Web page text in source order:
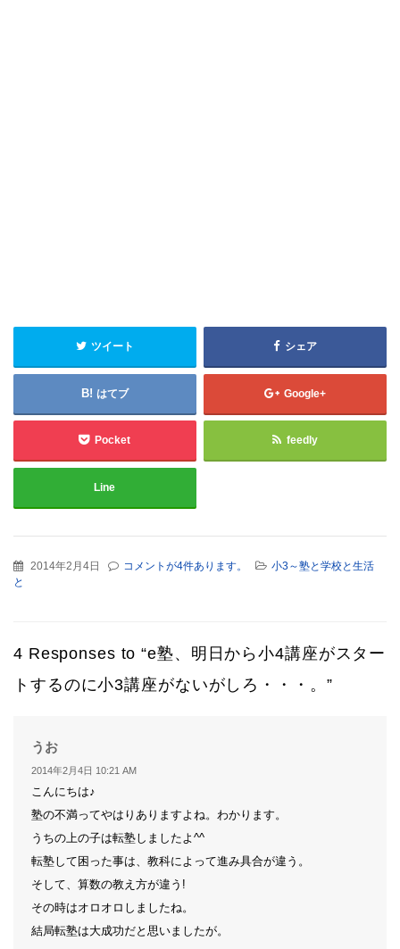
ツイート シェア
はてブ Google+
Pocket feedly
Line
2014年2月4日 コメントが4件あります。
小3～塾と学校と生活
と
4 Responses to “e塾、明日から小4講座がスター
トするのに小3講座がないがしろ・・・。”
うお
り:
2014年2月4日 10:21 AM
こんにちは♪
塾の不満ってやはりありますよね。わかります。
うちの上の子は転塾しましたよ^^
転塾して困った事は、教科によって進み具合が違う。
そして、算数の教え方が違う!
その時はオロオロしましたね。
結局転塾は大成功だと思いましたが。